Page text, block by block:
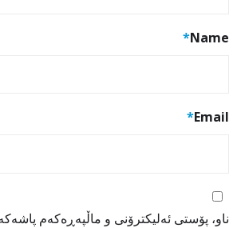
Name
*
Email
*
ناو، پۆستی ئەلیکترۆنی و ماڵپەڕەکەم